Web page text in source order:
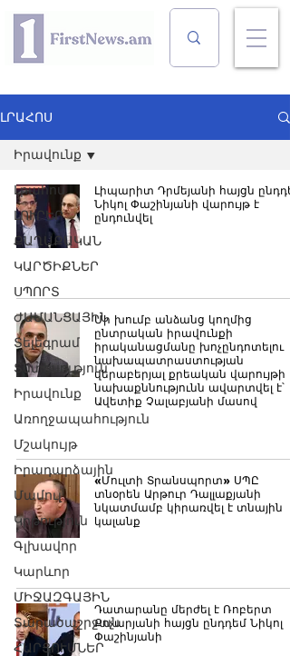
ԼՐԱՀՈՍ
Լրահոս
ԼՈՒՐԵՐ
ՔԱՂԱՔԱԿԱՆ
ԿԱՐԾԻՔՆԵՐ
ՍՊՈՐՏ
ԺԱՄԱՆՑԱՅԻՆ
Տելեգրամ
Տնտեսություն
Իրավունք
Առողջապահություն
Մշակույթ
Իրադարձային
Մամուլ
Կրթություն
Գլխավոր
Կարևոր
ՄԻՋԱԶԳԱՅԻՆ
Տարածաշրջան
ՀԱՐՑՈՒՄՆԵՐ
Իրավունք
Լիպարիտ Դրմեյանի հայցն
Նիկոլ Փաշինյանի վարույթ է
ընդունվել
Մի խումբ անձանց կողմից
ընտրական իրավունքի
իրականացմանը խոչընդոտելու
նախապատրաստության
վերաբերյալ քրեական վարույթի
նախաքննությունն ավարտվել է՝
Ավետիք Չալաբյանի մասով
«Մուլտի Տրանսպորտ» ՍՊԸ
տնօրեն Արթուր Դալլաքյանի
նկատմամբ կիրառվել է տնային
կալանք
Դատարանը մերժել է Ռոբերտ
Քոչարյանի հայցն ընդդեմ Նիկոլ
Փաշինյանի